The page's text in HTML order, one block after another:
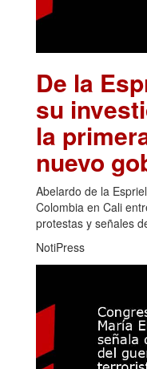
De la
su
la
nuevo
Abelardo de la
Colombia en Cali
protestas y señales
NotiPress